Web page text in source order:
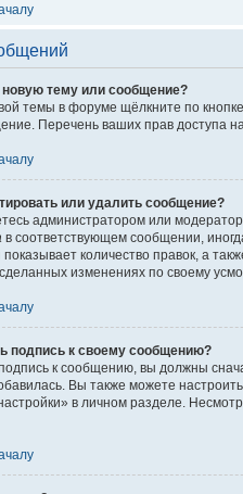
новую тему или сообщение?
темы в форуме щёлкните по
Перечень ваших прав доступа
или удалить сообщение?
администратором или
в соответствующем сообщении,
показывает количество правок, а
изменениях по своему
подпись к своему сообщению?
к сообщению, вы должны
Вы также можете
в личном разделе.